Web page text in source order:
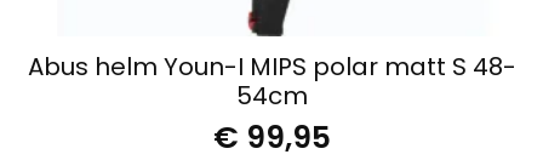
Abus helm Youn-I MIPS polar matt S 48-
54cm
€ 99,95